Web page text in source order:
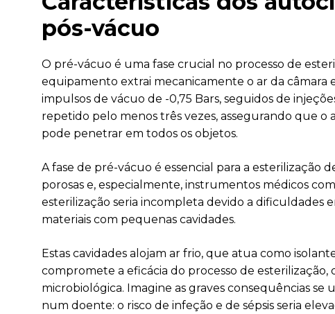
pós-vácuo
O pré-vácuo é uma fase crucial no processo de
equipamento extrai mecanicamente o ar da câmara
impulsos de vácuo de -0,75 Bars, seguidos de
repetido pelo menos três vezes, assegurando que
pode penetrar em todos os objetos.
A fase de pré-vácuo é essencial para a esterilização
porosas e, especialmente, instrumentos médicos
esterilização seria incompleta devido a dificuldades
materiais com pequenas cavidades.
Estas cavidades alojam ar frio, que atua como
compromete a eficácia do processo de
microbiológica. Imagine as graves consequências
num doente: o risco de infeção e de sépsis seria